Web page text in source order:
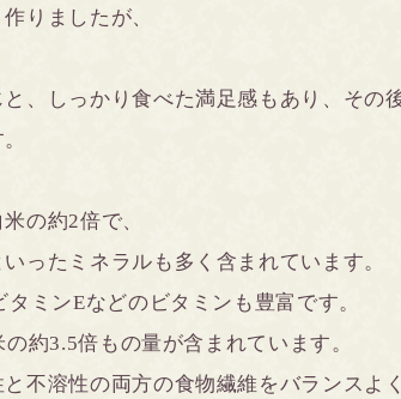
りましたが、
、しっかり食べた満足感もあり、その
。
の約2倍で、
ったミネラルも多く含まれています。
ミンEなどのビタミンも豊富です。
約3.5倍もの量が含まれています。
不溶性の両方の食物繊維をバランスよ